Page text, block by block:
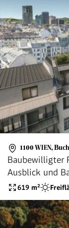
1100 WIEN,
Baubewilligter
Ausblick und
Station
619 m²